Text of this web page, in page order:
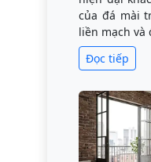
của đá mài
liền mạch và
Đọc tiếp